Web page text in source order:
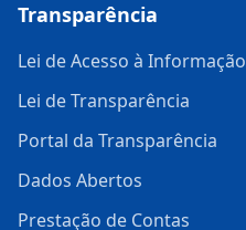
Transparência
Lei de Acesso à Informação
Lei de Transparência
Portal da Transparência
Dados Abertos
Prestação de Contas